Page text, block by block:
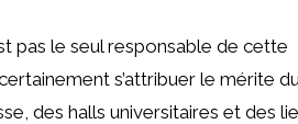
pas le seul responsable de cette
s’attribuer le mérite du
des halls universitaires et des